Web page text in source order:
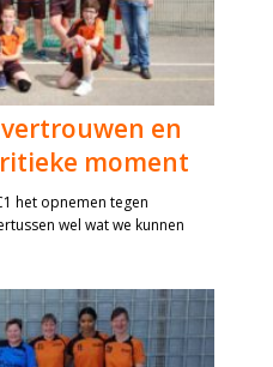
vertrouwen en
moment
het opnemen tegen
wel wat we kunnen